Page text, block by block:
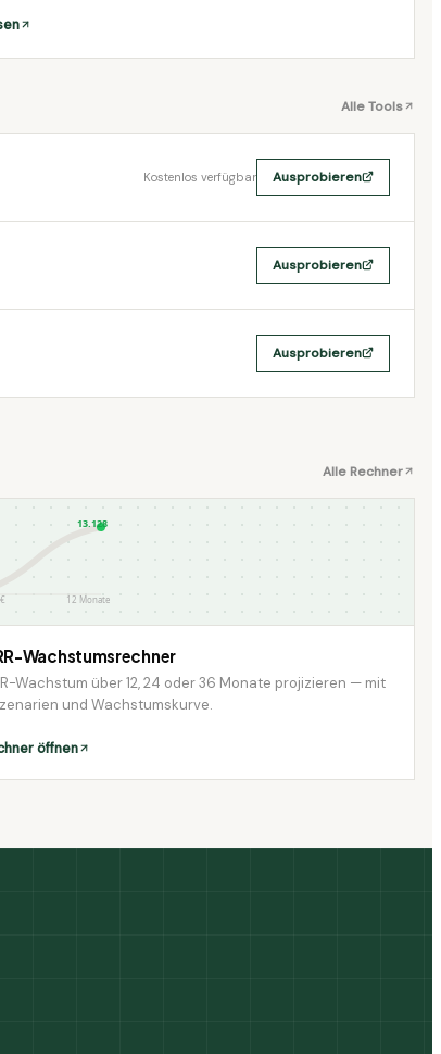
Alle Tools
Kostenlos verfügbar Ausprobieren
Ausprobieren
Ausprobieren
Alle Rechner
12 Monate
13.128 €
Wachstumsrechner
Wachstum über 12, 24 oder 36 Monate projizieren — mit
und Wachstumskurve.
öffnen